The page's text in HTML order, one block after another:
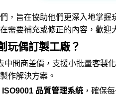
，旨在協助他們更深入地掌握
需要補充或修正的內容，歡迎
玩偶訂製工廠？
中間商差價，支援小批量客製
作解決方案。
ISO9001 品質管理系統，確保